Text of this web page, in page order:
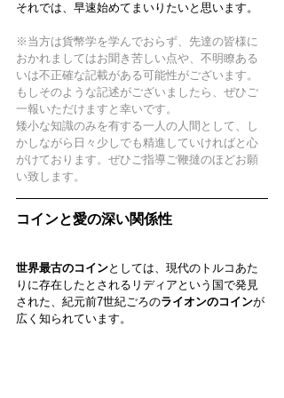
それでは、早速始めてまいりたいと思います。
※当方は貨幣学を学んでおらず、先達の皆様に
おかれましてはお聞き苦しい点や、不明瞭ある
いは不正確な記載がある可能性がございます。
もしそのような記述がございましたら、ぜひご
一報いただけますと幸いです。
矮小な知識のみを有する一人の人間として、し
かしながら日々少しでも精進していければと心
がけております。ぜひご指導ご鞭撻のほどお願
い致します。
コインと愛の深い関係性
世界最古のコインとしては、現代のトルコあた
りに存在したとされるリディアという国で発見
された、紀元前7世紀ごろのライオンのコインが
広く知られています。